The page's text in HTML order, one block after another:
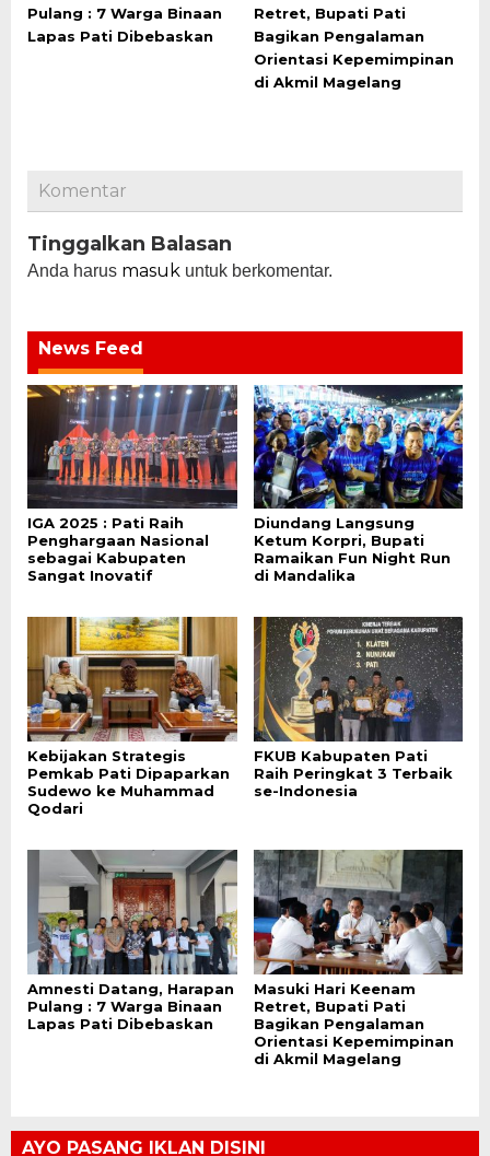
Pulang : 7 Warga Binaan
Lapas Pati Dibebaskan
Retret, Bupati Pati
Bagikan Pengalaman
Orientasi Kepemimpinan
di Akmil Magelang
Komentar
Tinggalkan Balasan
Anda harus masuk untuk berkomentar.
News Feed
IGA 2025 : Pati Raih
Penghargaan Nasional
sebagai Kabupaten
Sangat Inovatif
Diundang Langsung
Ketum Korpri, Bupati
Ramaikan Fun Night Run
di Mandalika
Kebijakan Strategis
Pemkab Pati Dipaparkan
Sudewo ke Muhammad
Qodari
FKUB Kabupaten Pati
Raih Peringkat 3 Terbaik
se-Indonesia
Amnesti Datang, Harapan
Pulang : 7 Warga Binaan
Lapas Pati Dibebaskan
Masuki Hari Keenam
Retret, Bupati Pati
Bagikan Pengalaman
Orientasi Kepemimpinan
di Akmil Magelang
AYO PASANG IKLAN DISINI